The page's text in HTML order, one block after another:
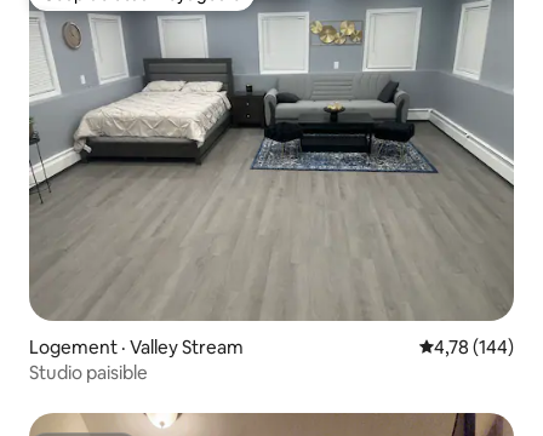
Logement · Valley Stream Note
4,78 (144)
Studio paisible